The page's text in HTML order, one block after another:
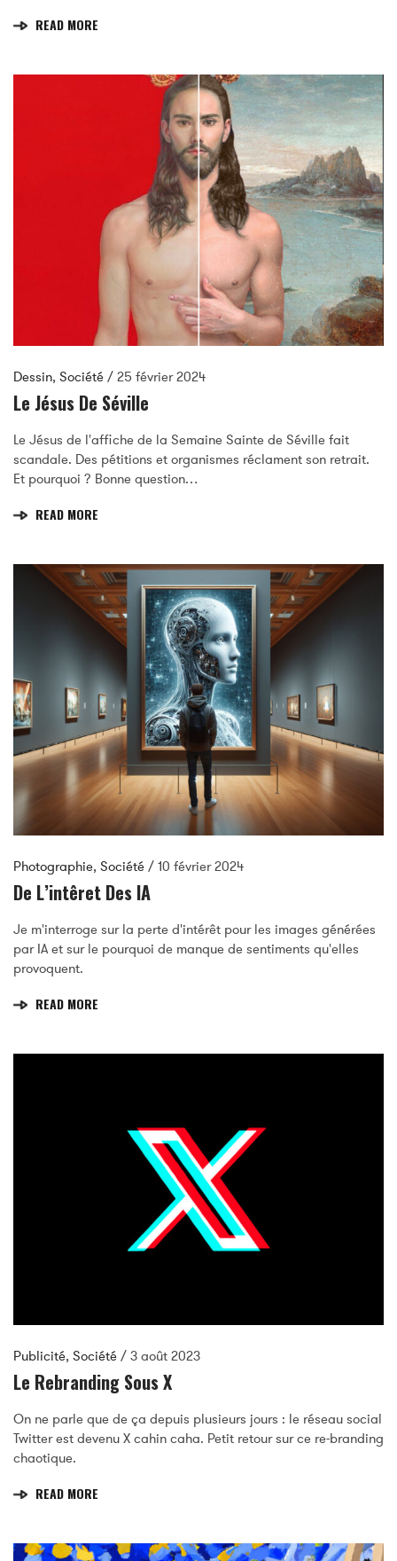
READ MORE
Dessin, Société / 25 février 2024
Le Jésus De Séville
Le Jésus de l'affiche de la Semaine Sainte de Séville fait
scandale. Des pétitions et organismes réclament son retrait.
Et pourquoi ? Bonne question…
READ MORE
Photographie, Société / 10 février 2024
De L’intêret Des IA
Je m'interroge sur la perte d'intérêt pour les images générées
par IA et sur le pourquoi de manque de sentiments qu'elles
provoquent.
READ MORE
Publicité, Société / 3 août 2023
Le Rebranding Sous X
On ne parle que de ça depuis plusieurs jours : le réseau social
Twitter est devenu X cahin caha. Petit retour sur ce re-branding
chaotique.
READ MORE